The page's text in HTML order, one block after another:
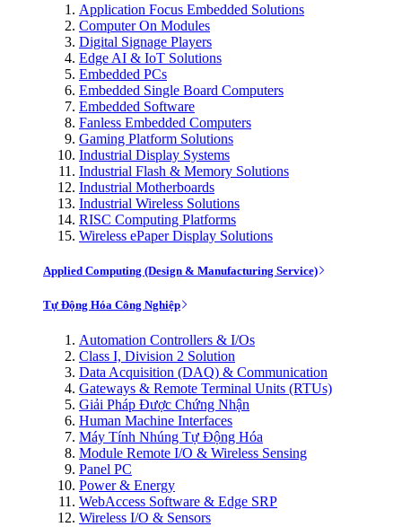
Application Focus Embedded Solutions
Computer On Modules
Digital Signage Players
Edge AI & IoT Solutions
Embedded PCs
Embedded Single Board Computers
Embedded Software
Fanless Embedded Computers
Gaming Platform Solutions
Industrial Display Systems
Industrial Flash & Memory Solutions
Industrial Motherboards
Industrial Wireless Solutions
RISC Computing Platforms
Wireless ePaper Display Solutions
Applied Computing (Design & Manufacturing Service)
Tự Động Hóa Công Nghiệp
Automation Controllers & I/Os
Class I, Division 2 Solution
Data Acquisition (DAQ) & Communication
Gateways & Remote Terminal Units (RTUs)
Giải Pháp Được Chứng Nhận
Human Machine Interfaces
Máy Tính Nhúng Tự Động Hóa
Module Remote I/O & Wireless Sensing
Panel PC
Power & Energy
WebAccess Software & Edge SRP
Wireless I/O & Sensors